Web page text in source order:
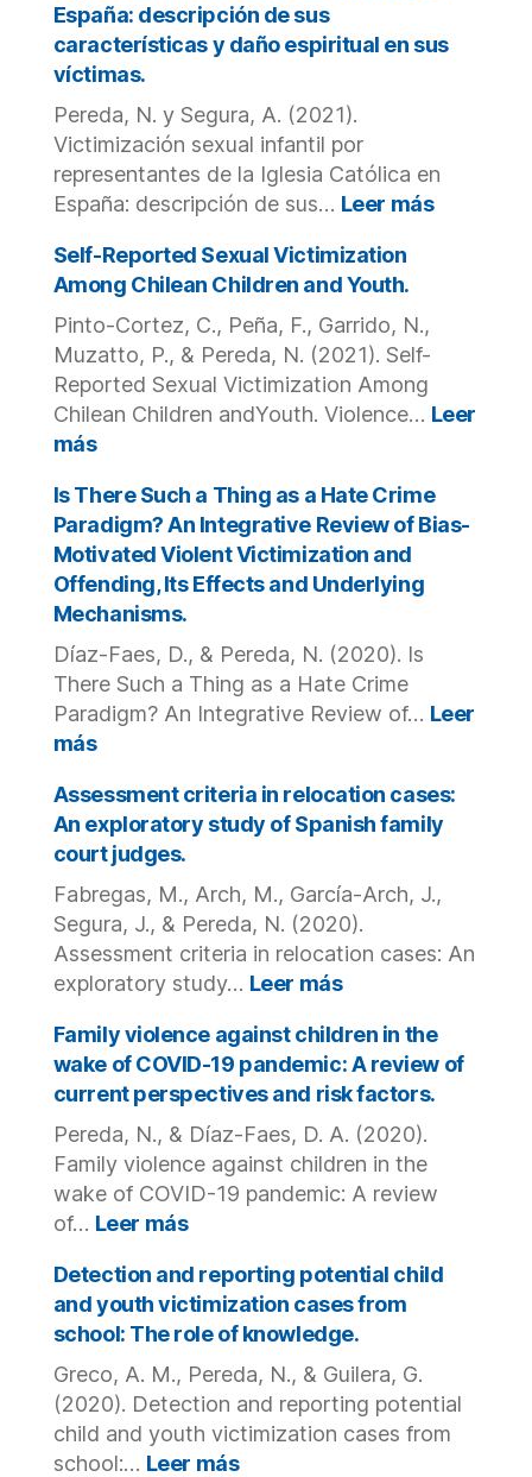
y
adolescente:
aproximación
a
situación
en
España.
España: descripción de sus
características y daño espiritual en sus
víctimas.
Pereda, N. y Segura, A. (2021).
Victimización sexual infantil por
representantes de la Iglesia Católica en
España: descripción de sus… Leer más:
Iglesia
España:
de
sus
Self-Reported Sexual Victimization
Among Chilean Children and Youth.
Pinto-Cortez, C., Peña, F., Garrido, N.,
Muzatto, P., & Pereda, N. (2021). Self-
Reported Sexual Victimization Among
Chilean Children andYouth. Violence… Leer
más:
Reported
Sexual
Victimization
Among
Chilean
Children
and
Youth.
Is There Such a Thing as a Hate Crime
Paradigm? An Integrative Review of Bias-
Motivated Violent Victimization and
Offending, Its Effects and Underlying
Mechanisms.
Díaz-Faes, D., & Pereda, N. (2020). Is
There Such a Thing as a Hate Crime
Paradigm? An Integrative Review of… Leer
más:
There
Such
a
Thing
as
a
Hate
Crime
Paradigm?
An
Integrative
Review
of
Bias-
Motivated
Violent
Victimization
and
Offending,
Its
Effects
and
Underlying
Mechanisms.
Assessment criteria in relocation cases:
An exploratory study of Spanish family
court judges.
Fabregas, M., Arch, M., García-Arch, J.,
Segura, J., & Pereda, N. (2020).
Assessment criteria in relocation cases: An
exploratory study… Leer más:
criteria
in
relocation
cases:
An
exploratory
study
family
court
judges.
Family violence against children in the
wake of COVID-19 pandemic: A review of
current perspectives and risk factors.
Pereda, N., & Díaz-Faes, D. A. (2020).
Family violence against children in the
wake of COVID-19 pandemic: A review
of… Leer más:
violence
against
children
in
the
wake
of
COVID-
Detection and reporting potential child
and youth victimization cases from
school: The role of knowledge.
Greco, A. M., Pereda, N., & Guilera, G.
(2020). Detection and reporting potential
child and youth victimization cases from
school:… Leer más: